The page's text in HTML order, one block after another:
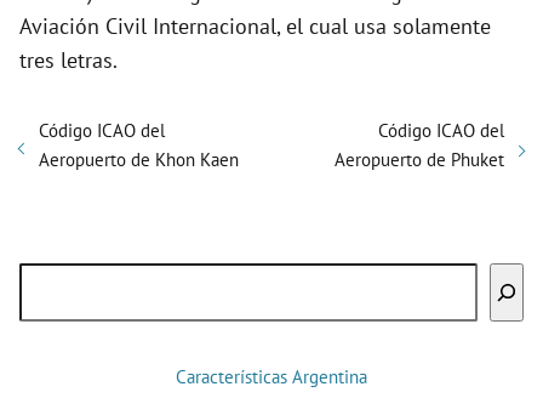
Aviación Civil Internacional, el cual usa solamente
tres letras.
Código ICAO del
Aeropuerto de Khon Kaen
Código ICAO del
Aeropuerto de Phuket
Características Argentina